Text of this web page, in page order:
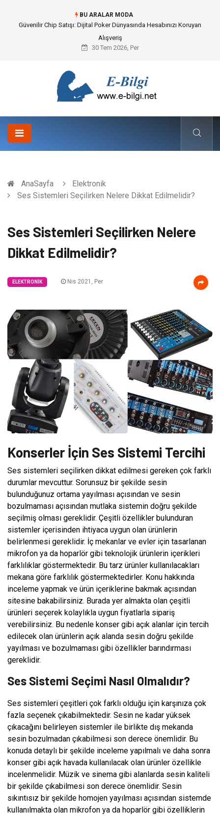
BU ARALAR MODA
Bahçe Çiti Kültürü ve Modern Peyzaj Mimarisindeki Hayati Rolü
30 Tem 2026, Per
AnaSayfa
Elektronik
Ses Sistemleri Seçilirken Nelere Dikkat Edilmelidir?
Ses Sistemleri Seçilirken Nelere
Dikkat Edilmelidir?
ELEKTRONIK Nis 2021, Per
Konserler İçin Ses Sistemi Tercihi
Ses sistemleri seçilirken dikkat edilmesi gereken çok farklı
durumlar mevcuttur. Sorunsuz bir şekilde sesin
bulunduğunuz ortama yayılması açısından ve sesin
bozulmaması açısından mutlaka sistemin doğru şekilde
seçilmiş olması gereklidir. Çeşitli özellikler bulunduran
sistemler içerisinden ihtiyaca uygun olan ürünlerin
belirlenmesi gereklidir. İç mekanlar ve evler için tasarlanan
mikrofon ya da hoparlör gibi teknolojik ürünlerin içerikleri
farklılıklar göstermektedir. Bu tarz ürünler kullanılacakları
mekana göre farklılık göstermektedirler. Konu hakkında
inceleme yapmak ve ürün içeriklerine bakmak açısından
sitesine bakabilirsiniz. Burada yer almakta olan çeşitli
ürünleri seçerek kolaylıkla uygun fiyatlarla sipariş
verebilirsiniz. Bu nedenle konser gibi açık alanlar için tercih
edilecek olan ürünlerin açık alanda sesin doğru şekilde
yayılması ve bozulmaması gibi özellikler barındırması
gereklidir.
Ses Sistemi Seçimi Nasıl Olmalıdır?
Ses sistemleri çeşitleri çok farklı olduğu için karşınıza çok
fazla seçenek çıkabilmektedir. Sesin ne kadar yüksek
çıkacağını belirleyen sistemler ile birlikte dış mekanda
sesin bozulmadan çıkabilmesi son derece önemlidir. Bu
konuda detaylı bir şekilde inceleme yapılmalı ve daha sonra
konser gibi açık havada kullanılacak olan ürünler özellikle
incelenmelidir. Müzik ve sinema gibi alanlarda sesin kaliteli
bir şekilde çıkabilmesi son derece önemlidir. Sesin
sıkıntısız bir şekilde homojen yayılması açısından sistemde
kullanılmakta olan mikrofon ya da hoparlör gibi özelliklerin